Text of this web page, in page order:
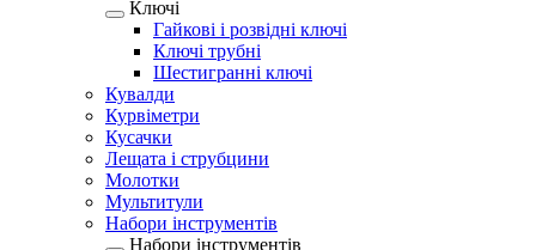
Ключі
Гайкові і розвідні ключі
Ключі трубні
Шестигранні ключі
Кувалди
Курвіметри
Кусачки
Лещата і струбцини
Молотки
Мультитули
Набори інструментів
Набори інструментів